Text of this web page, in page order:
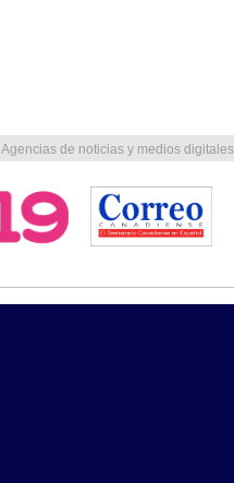
Agencias de noticias y medios digitales